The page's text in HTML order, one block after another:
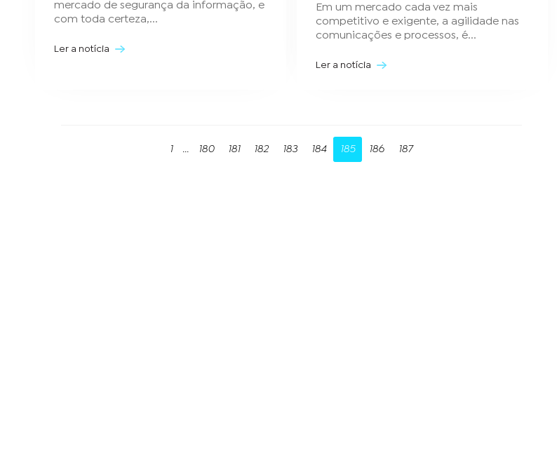
mercado de segurança da informação, e
com toda certeza,...
Ler a notícia
Em um mercado cada vez mais
competitivo e exigente, a agilidade nas
comunicações e processos, é...
Ler a notícia
1 180 181 182 183 184 185 186 187